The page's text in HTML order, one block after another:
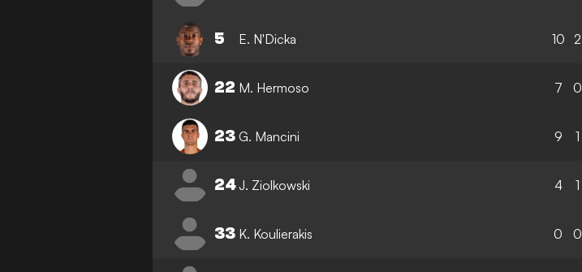
5 E. N'Dicka 10 2
22 M. Hermoso 7 0
23 G. Mancini 9 1
24J. Ziolkowski 4 1
33 K. Koulierakis 0 0